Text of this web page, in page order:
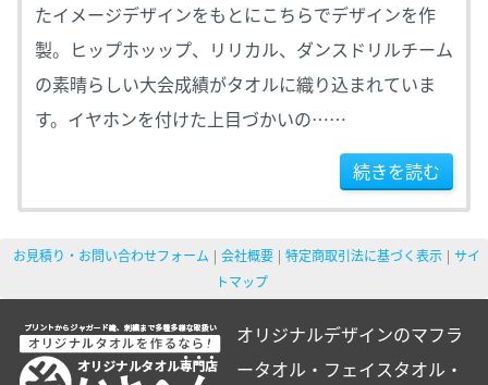
たイメージデザインをもとにこちらでデザインを作
製。ヒップホッップ、リリカル、ダンスドリルチーム
の素晴らしい大会成績がタオルに織り込まれていま
す。イヤホンを付けた上目づかいの……
続きを読む
お見積り・お問い合わせフォーム 会社概要 特定商取引法に基づく表示
サイ
トマップ
オリジナルデザインのマフラ
ータオル・フェイスタオル・